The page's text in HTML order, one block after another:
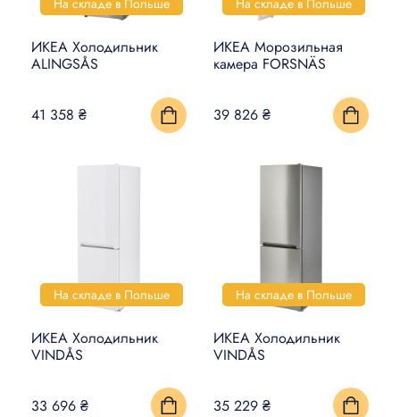
ИКЕА Холодильник
ALINGSÅS
41 358 ₴
ИКЕА Морозильная
камера FORSNÄS
39 826 ₴
На складе в Польше
ИКЕА Холодильник
VINDÅS
33 696 ₴
На складе в Польше
ИКЕА Холодильник
VINDÅS
35 229 ₴